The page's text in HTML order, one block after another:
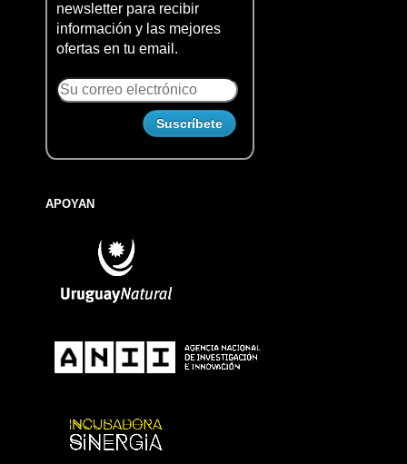
newsletter para recibir
información y las mejores
ofertas en tu email.
APOYAN